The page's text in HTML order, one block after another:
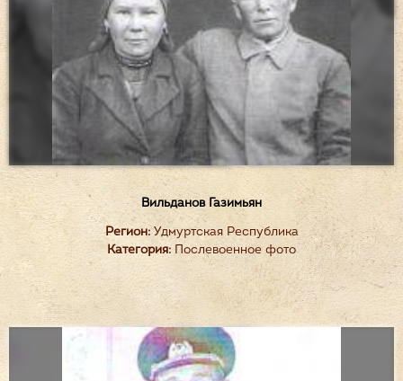
Вильданов Газимьян
Регион:Удмуртская Республика
Категория: Послевоенное фото